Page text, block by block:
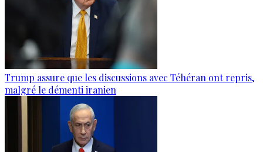
Trump assure que les discussions avec Téhéran ont repris,
malgré le démenti iranien